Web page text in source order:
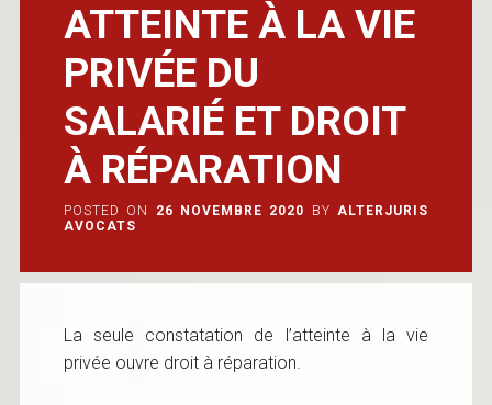
ATTEINTE À LA VIE
PRIVÉE DU
SALARIÉ ET DROIT
À RÉPARATION
POSTED ON 26 NOVEMBRE 2020 BY ALTERJURIS
AVOCATS
La seule constatation de l’atteinte à la vie
privée ouvre droit à réparation.